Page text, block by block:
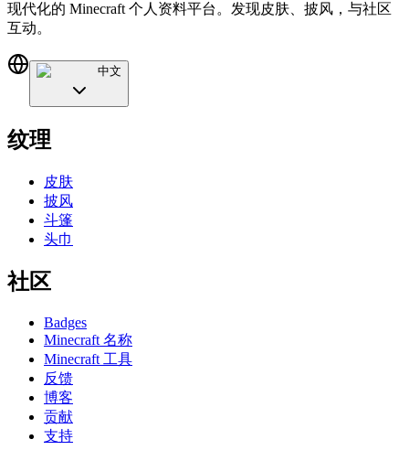
现代化的 Minecraft 个人资料平台。发现皮肤、披风，与社区
互动。
中文
纹理
皮肤
披风
斗篷
头巾
社区
Badges
Minecraft 名称
Minecraft 工具
反馈
博客
贡献
支持